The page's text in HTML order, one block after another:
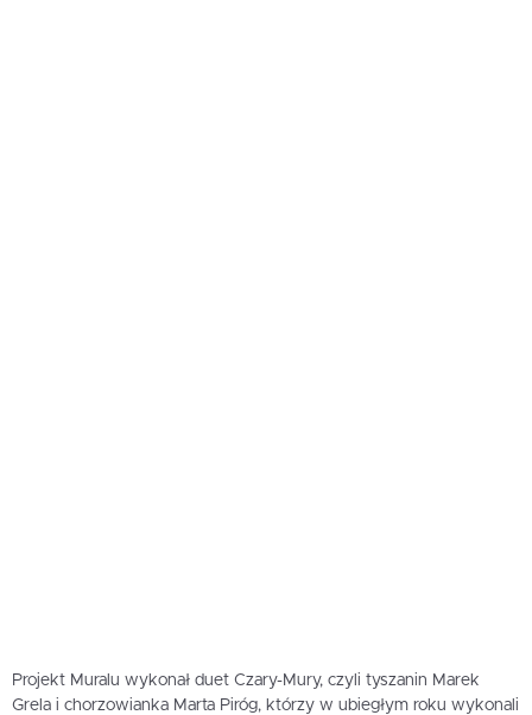
Projekt Muralu wykonał duet Czary-Mury, czyli tyszanin Marek
Grela i chorzowianka Marta Piróg, którzy w ubiegłym roku wykonali